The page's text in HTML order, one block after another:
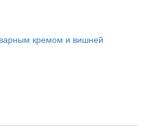
кремом и вишней